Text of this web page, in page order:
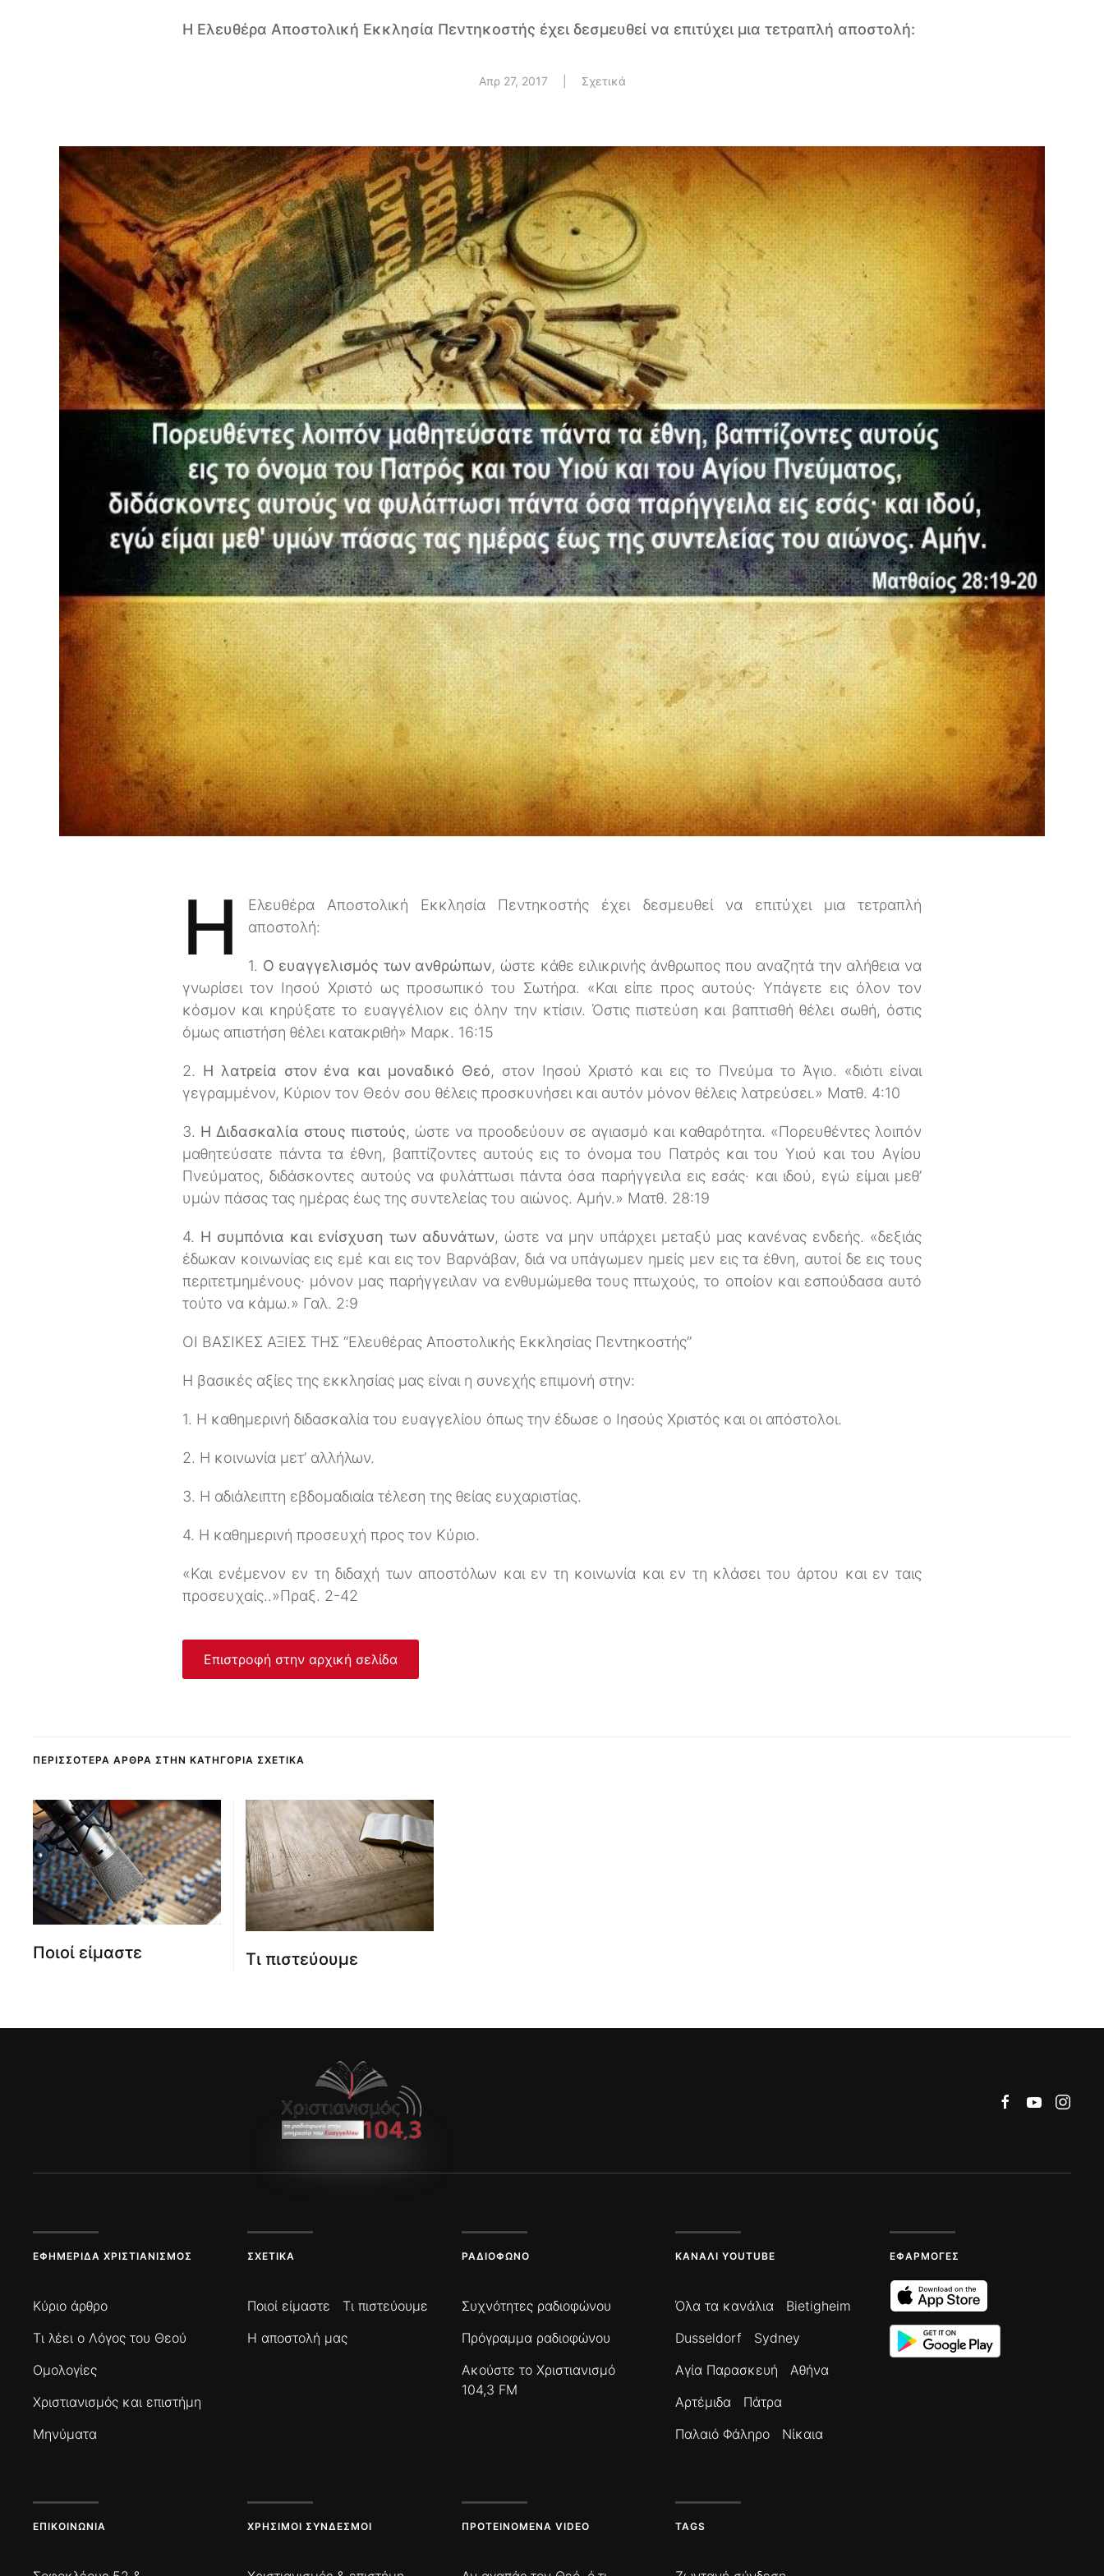
H Ελευθέρα Αποστολική Εκκλησία Πεντηκοστής έχει δεσμευθεί να επιτύχει μια τετραπλή αποστολή:
Απρ 27, 2017 Σχετικά
H
Ελευθέρα Αποστολική Εκκλησία Πεντηκοστής έχει δεσμευθεί να επιτύχει μια τετραπλή
αποστολή:
1. Ο ευαγγελισμός των ανθρώπων, ώστε κάθε ειλικρινής άνθρωπος που αναζητά την αλήθεια να
γνωρίσει τον Ιησού Χριστό ως προσωπικό του Σωτήρα. «Και είπε προς αυτούς· Υπάγετε εις όλον τον
κόσμον και κηρύξατε το ευαγγέλιον εις όλην την κτίσιν. Όστις πιστεύση και βαπτισθή θέλει σωθή, όστις
όμως απιστήση θέλει κατακριθή» Μαρκ. 16:15
2. Η λατρεία στον ένα και μοναδικό Θεό, στον Ιησού Χριστό και εις το Πνεύμα το Άγιο. «διότι είναι
γεγραμμένον, Κύριον τον Θεόν σου θέλεις προσκυνήσει και αυτόν μόνον θέλεις λατρεύσει.» Ματθ. 4:10
3. Η Διδασκαλία στους πιστούς, ώστε να προοδεύουν σε αγιασμό και καθαρότητα. «Πορευθέντες λοιπόν
μαθητεύσατε πάντα τα έθνη, βαπτίζοντες αυτούς εις το όνομα του Πατρός και του Υιού και του Αγίου
Πνεύματος, διδάσκοντες αυτούς να φυλάττωσι πάντα όσα παρήγγειλα εις εσάς· και ιδού, εγώ είμαι μεθ’
υμών πάσας τας ημέρας έως της συντελείας του αιώνος. Αμήν.» Ματθ. 28:19
4. Η συμπόνια και ενίσχυση των αδυνάτων, ώστε να μην υπάρχει μεταξύ μας κανένας ενδεής. «δεξιάς
έδωκαν κοινωνίας εις εμέ και εις τον Βαρνάβαν, διά να υπάγωμεν ημείς μεν εις τα έθνη, αυτοί δε εις τους
περιτετμημένους· μόνον μας παρήγγειλαν να ενθυμώμεθα τους πτωχούς, το οποίον και εσπούδασα αυτό
τούτο να κάμω.» Γαλ. 2:9
ΟΙ ΒΑΣΙΚΕΣ ΑΞΙΕΣ ΤΗΣ “Ελευθέρας Αποστολικής Εκκλησίας Πεντηκοστής”
Η βασικές αξίες της εκκλησίας μας είναι η συνεχής επιμονή στην:
1. Η καθημερινή διδασκαλία του ευαγγελίου όπως την έδωσε ο Ιησούς Χριστός και οι απόστολοι.
2. Η κοινωνία μετ’ αλλήλων.
3. Η αδιάλειπτη εβδομαδιαία τέλεση της θείας ευχαριστίας.
4. Η καθημερινή προσευχή προς τον Κύριο.
«Και ενέμενον εν τη διδαχή των αποστόλων και εν τη κοινωνία και εν τη κλάσει του άρτου και εν ταις
προσευχαίς..»Πραξ. 2-42
Επιστροφή στην αρχική σελίδα
ΠΕΡΙΣΣΌΤΕΡΑ ΆΡΘΡΑ ΣΤΗΝ ΚΑΤΗΓΟΡΊΑ ΣΧΕΤΙΚΆ
Ποιοί είμαστε Τι πιστεύουμε
ΕΦΗΜΕΡΊΔΑ ΧΡΙΣΤΙΑΝΙΣΜΌΣ
Κύριο άρθρο
Τι λέει ο Λόγος του Θεού
Ομολογίες
Χριστιανισμός και επιστήμη
Μηνύματα
ΣΧΕΤΙΚΆ
Ποιοί είμαστε
Τι πιστεύουμε
Η αποστολή μας
ΡΑΔΙΌΦΩΝΟ
Συχνότητες ραδιοφώνου
Πρόγραμμα ραδιοφώνου
Ακούστε το Χριστιανισμό
104,3 FM
ΚΑΝΆΛΙ YOUTUBE
Όλα τα κανάλια
Bietigheim
Dusseldorf
Sydney
Αγία Παρασκευή
Αθήνα
Αρτέμιδα
Πάτρα
Παλαιό Φάληρο
Νίκαια
ΕΦΑΡΜΟΓΈΣ
ΕΠΙΚΟΙΝΩΝΊΑ ΧΡΉΣΙΜΟΙ ΣΎΝΔΕΣΜΟΙ ΠΡΟΤΕΙΝΌΜΕΝΑ VIDEO TAGS